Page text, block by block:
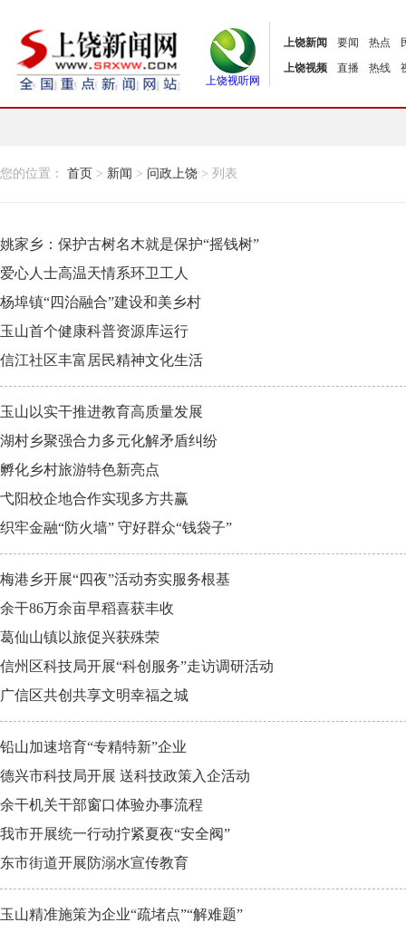
上饶视听网
上饶新闻 要闻 热点
上饶视频
直播 热线
您的位置： 首页 > 新闻 > 问政上饶 > 列表
姚家乡：保护古树名木就是保护“摇钱树”
爱心人士高温天情系环卫工人
杨埠镇“四治融合”建设和美乡村
玉山首个健康科普资源库运行
信江社区丰富居民精神文化生活
玉山以实干推进教育高质量发展
湖村乡聚强合力多元化解矛盾纠纷
孵化乡村旅游特色新亮点
弋阳校企地合作实现多方共赢
织牢金融“防火墙” 守好群众“钱袋子”
梅港乡开展“四夜”活动夯实服务根基
余干86万余亩早稻喜获丰收
葛仙山镇以旅促兴获殊荣
信州区科技局开展“科创服务”走访调研活动
广信区共创共享文明幸福之城
铅山加速培育“专精特新”企业
德兴市科技局开展 送科技政策入企活动
余干机关干部窗口体验办事流程
我市开展统一行动拧紧夏夜“安全阀”
东市街道开展防溺水宣传教育
玉山精准施策为企业“疏堵点”“解难题”